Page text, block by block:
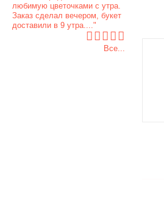
любимую цветочками с утра.
Заказ сделал вечером, букет
доставили в 9 утра...."
Все...